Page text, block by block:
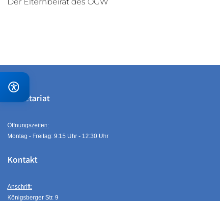
Sekretariat
Öffnungszeiten:
Montag - Freitag: 9:15 Uhr - 12:30 Uhr
Kontakt
Anschrift:
Königsberger Str. 9